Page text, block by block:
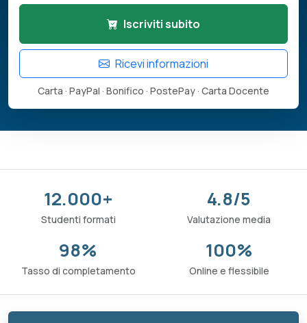
Iscriviti subito
Ricevi informazioni
Carta · PayPal · Bonifico · PostePay · Carta Docente
12.000+
Studenti formati
4.8/5
Valutazione media
98%
Tasso di completamento
100%
Online e flessibile